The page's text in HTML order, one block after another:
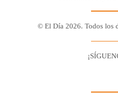
© El Día 2026. Todos los